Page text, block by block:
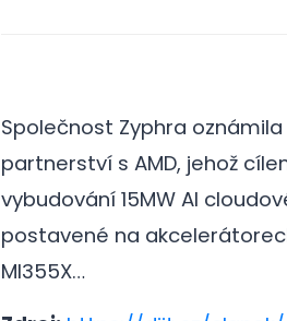
Společnost Zyphra
partnerství s AMD, jehož
vybudování 15MW AI
postavené na
MI355X…